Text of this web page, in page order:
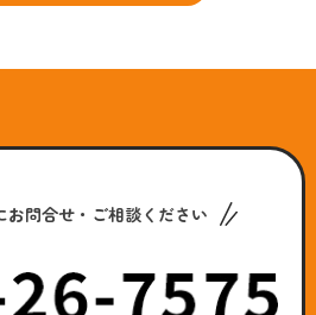
お問合せ・ご相談ください